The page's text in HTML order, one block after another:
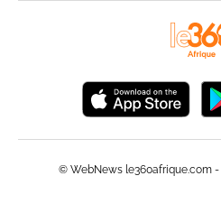
© WebNews le360afrique.com -